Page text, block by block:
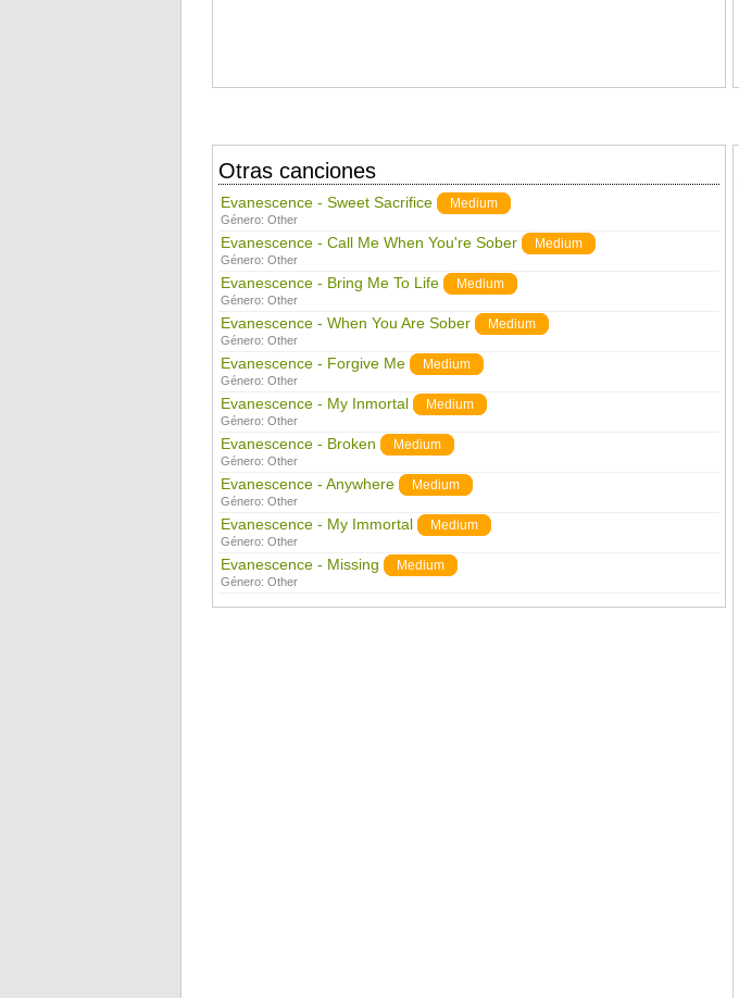
Otras canciones
Evanescence - Sweet Sacrifice Medium
Género: Other
Evanescence - Call Me When You're Sober Medium
Género: Other
Evanescence - Bring Me To Life Medium
Género: Other
Evanescence - When You Are Sober Medium
Género: Other
Evanescence - Forgive Me Medium
Género: Other
Evanescence - My Inmortal Medium
Género: Other
Evanescence - Broken Medium
Género: Other
Evanescence - Anywhere Medium
Género: Other
Evanescence - My Immortal Medium
Género: Other
Evanescence - Missing Medium
Género: Other